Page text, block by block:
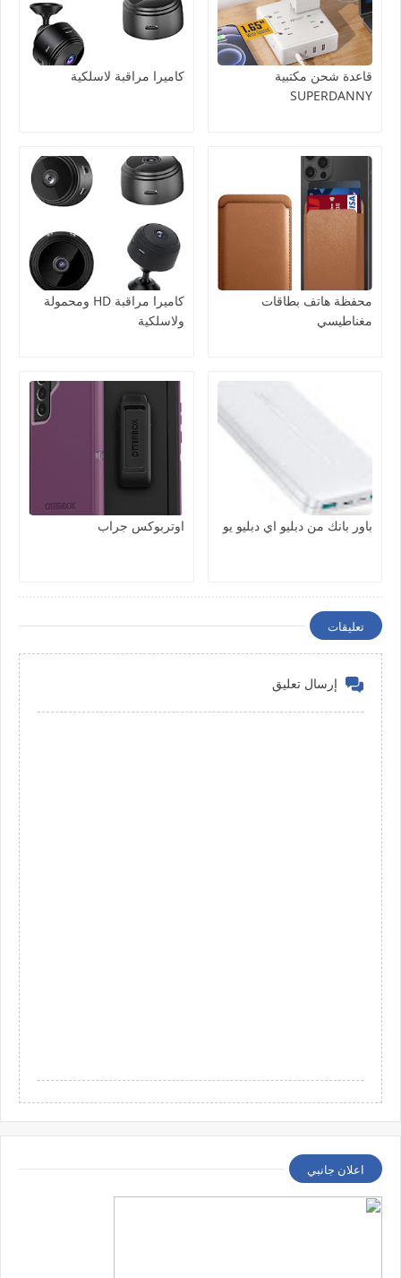
قاعدة شحن مكتبية
SUPERDANNY
كاميرا مراقبة لاسلكية
محفظة هاتف بطاقات
مغناطيسي
كاميرا مراقبة HD ومحمولة
ولاسلكية
باور بانك من دبليو اي دبليو يو اوتربوكس جراب
تعليقات
إرسال تعليق
اعلان جانبي